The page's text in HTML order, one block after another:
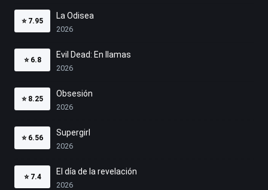
⭐ 7.95
La Odisea
2026
⭐ 6.8
Evil Dead: En llamas
2026
⭐ 8.25
Obsesión
2026
⭐ 6.56
Supergirl
2026
⭐ 7.4
El día de la revelación
2026